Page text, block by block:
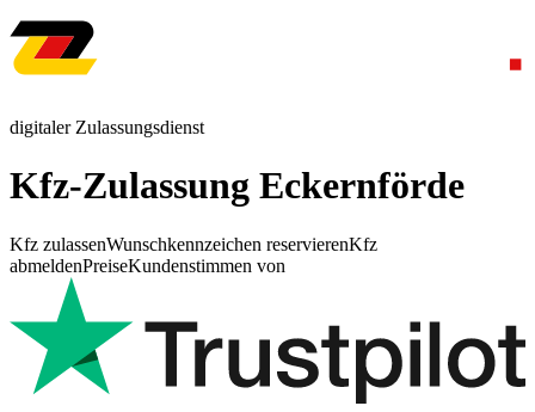
digitaler Zulassungsdienst
Kfz-Zulassung Eckernförde
Kfz zulassenWunschkennzeichen reservierenKfz
abmeldenPreiseKundenstimmen von